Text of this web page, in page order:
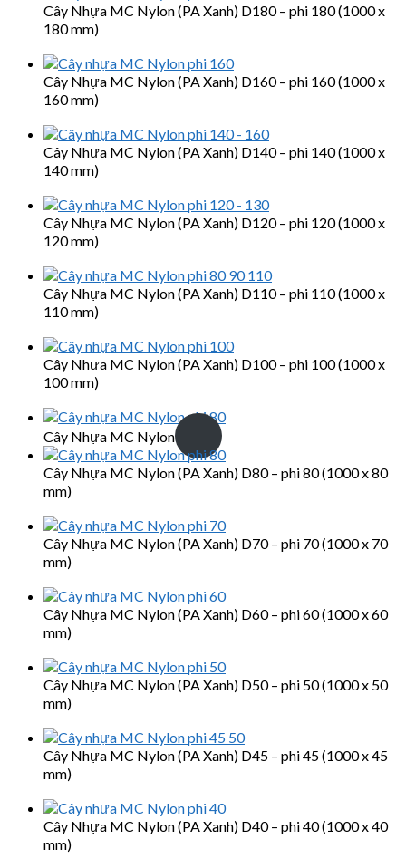
Cây Nhựa MC Nylon (PA Xanh) D180 – phi 180 (1000 x
180 mm)
Cây Nhựa MC Nylon (PA Xanh) D160 – phi 160 (1000 x
160 mm)
Cây Nhựa MC Nylon (PA Xanh) D140 – phi 140 (1000 x
140 mm)
Cây Nhựa MC Nylon (PA Xanh) D120 – phi 120 (1000 x
120 mm)
Cây Nhựa MC Nylon (PA Xanh) D110 – phi 110 (1000 x
110 mm)
Cây Nhựa MC Nylon (PA Xanh) D100 – phi 100 (1000 x
100 mm)
Cây Nhựa MC Nylon
Cây Nhựa MC Nylon (PA Xanh) D80 – phi 80 (1000 x 80
mm)
Cây Nhựa MC Nylon (PA Xanh) D70 – phi 70 (1000 x 70
mm)
Cây Nhựa MC Nylon (PA Xanh) D60 – phi 60 (1000 x 60
mm)
Cây Nhựa MC Nylon (PA Xanh) D50 – phi 50 (1000 x 50
mm)
Cây Nhựa MC Nylon (PA Xanh) D45 – phi 45 (1000 x 45
mm)
Cây Nhựa MC Nylon (PA Xanh) D40 – phi 40 (1000 x 40
mm)